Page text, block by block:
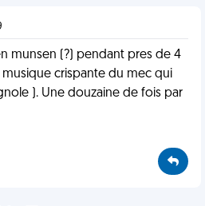
munsen (?) pendant pres de 4
musique crispante du mec qui
). Une douzaine de fois par